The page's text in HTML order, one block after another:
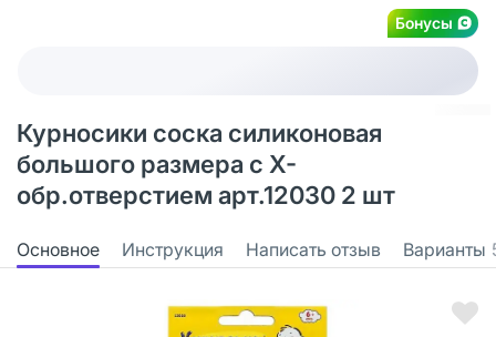
Бонусы
Курносики соска силиконовая
большого размера с Х-
обр.отверстием арт.12030 2 шт
Основное Инструкция Написать отзыв Варианты